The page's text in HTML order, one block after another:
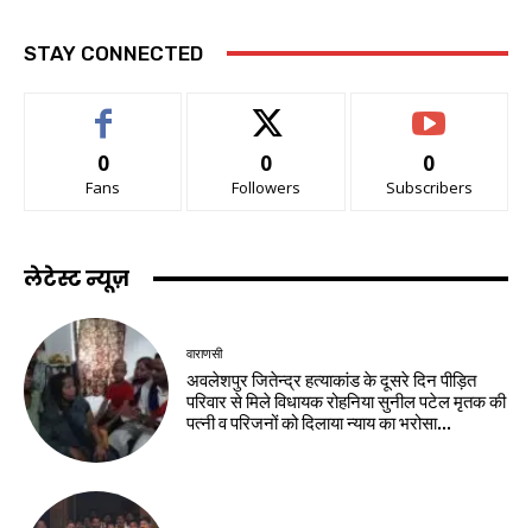
STAY CONNECTED
0
Fans
0
Followers
0
Subscribers
लेटेस्ट न्यूज़
वाराणसी
अवलेशपुर जितेन्द्र हत्याकांड के दूसरे दिन पीड़ित
परिवार से मिले विधायक रोहनिया सुनील पटेल मृतक की
पत्नी व परिजनों को दिलाया न्याय का भरोसा...